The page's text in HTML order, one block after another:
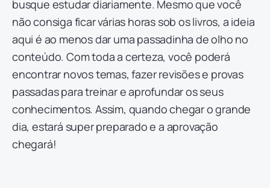
busque estudar diariamente. Mesmo que você
não consiga ficar várias horas sob os livros, a ideia
aqui é ao menos dar uma passadinha de olho no
conteúdo. Com toda a certeza, você poderá
encontrar novos temas, fazer revisões e provas
passadas para treinar e aprofundar os seus
conhecimentos. Assim, quando chegar o grande
dia, estará super preparado e a aprovação
chegará!